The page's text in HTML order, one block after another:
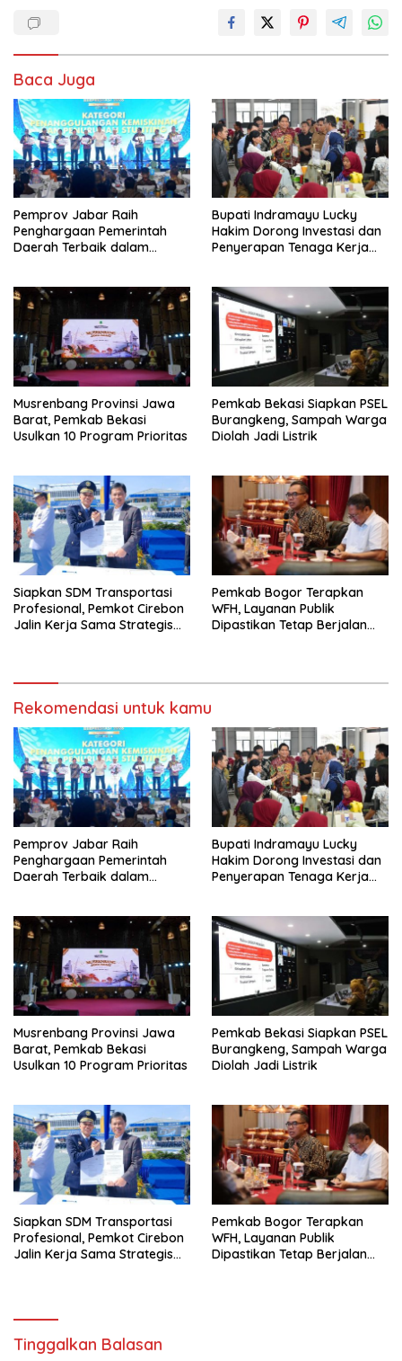
Baca Juga
Pemprov Jabar Raih
Penghargaan Pemerintah
Daerah Terbaik dalam
Bupati Indramayu Lucky
Hakim Dorong Investasi dan
Penyerapan Tenaga Kerja
Musrenbang Provinsi Jawa
Barat, Pemkab Bekasi
Usulkan 10 Program Prioritas
Pemkab Bekasi Siapkan PSEL
Burangkeng, Sampah Warga
Diolah Jadi Listrik
Siapkan SDM Transportasi
Profesional, Pemkot Cirebon
Jalin Kerja Sama Strategis
Pemkab Bogor Terapkan
WFH, Layanan Publik
Dipastikan Tetap Berjalan
Rekomendasi untuk kamu
Pemprov Jabar Raih
Penghargaan Pemerintah
Daerah Terbaik dalam
Bupati Indramayu Lucky
Hakim Dorong Investasi dan
Penyerapan Tenaga Kerja
Musrenbang Provinsi Jawa
Barat, Pemkab Bekasi
Usulkan 10 Program Prioritas
Pemkab Bekasi Siapkan PSEL
Burangkeng, Sampah Warga
Diolah Jadi Listrik
Siapkan SDM Transportasi
Profesional, Pemkot Cirebon
Jalin Kerja Sama Strategis
Pemkab Bogor Terapkan
WFH, Layanan Publik
Dipastikan Tetap Berjalan
Tinggalkan Balasan